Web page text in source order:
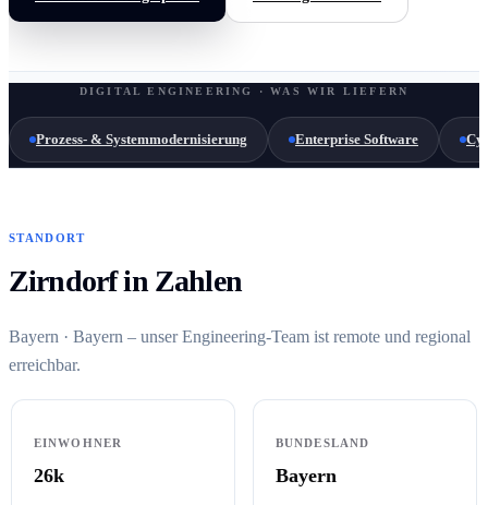
DIGITAL ENGINEERING · WAS WIR LIEFERN
Prozess- & Systemmodernisierung Enterprise Software
STANDORT
Zirndorf in Zahlen
Bayern · Bayern – unser Engineering-Team ist remote und regional
erreichbar.
EINWOHNER
26k
BUNDESLAND
Bayern